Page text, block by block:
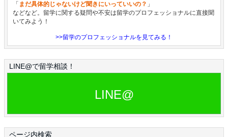
「 まだ具体的じゃないけど聞きにいっていいの？ 」
などなど。留学に関する疑問や不安は留学のプロフェッショナルに直接聞
いてみよう！
>>留学のプロフェッショナルを見てみる！
LINE@で留学相談！
LINE@
ページ内検索